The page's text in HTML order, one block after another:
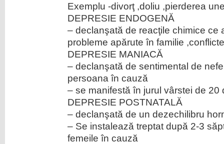
Exemplu -divorţ ,doliu ,pierderea
DEPRESIE ENDOGENĂ
– declanşată de reacţile chimice ce
probleme apărute în familie
DEPRESIE MANIACĂ
– declanşată de sentimental de
persoana în cauză
– se manifestă în jurul vârstei de 20
DEPRESIE POSTNATALĂ
– declanşată de un dezechilibru
– Se instalează treptat după 2-3
femeile în cauză